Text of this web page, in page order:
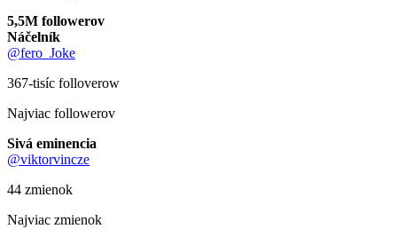
5,5M followerov
Náčelník
@fero_Joke
367-tisíc folloverow
Najviac followerov
Sivá eminencia
@viktorvincze
44 zmienok
Najviac zmienok